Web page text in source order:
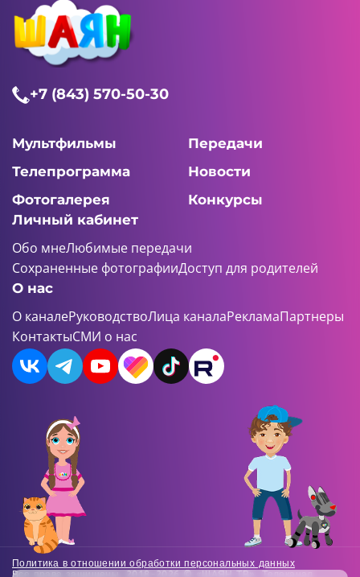
+7 (843) 570-50-30
Мультфильмы
Передачи
Телепрограмма
Новости
Фотогалерея
Конкурсы
Личный кабинет
Обо мнеЛюбимые передачи
Сохраненные фотографииДоступ для родителей
О нас
О каналеРуководствоЛица каналаРекламаПартнеры
КонтактыСМИ о нас
Политика в отношении обработки персональных данных
Все права защищены. 2018-2026 © «ШАЯН ТВ». Телеканал